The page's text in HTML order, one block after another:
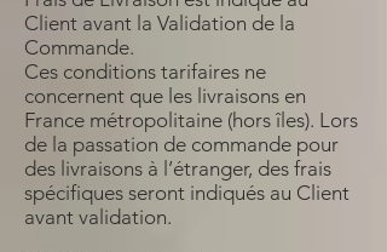
Client avant la Validation de la
Commande.
Ces conditions tarifaires ne
concernent que les livraisons en
France métropolitaine (hors îles). Lors
de la passation de commande pour
des livraisons à l’étranger, des frais
spécifiques seront indiqués au Client
avant validation.